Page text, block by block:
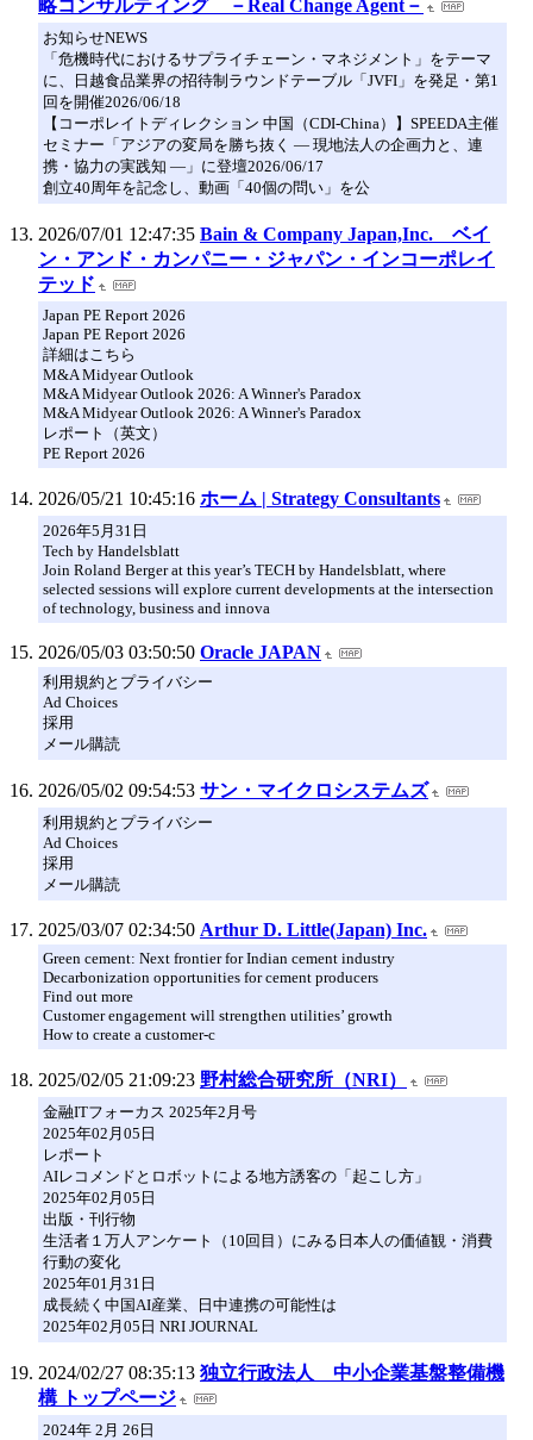
略コンサルティング －Real Change Agent－
お知らせNEWS
「危機時代におけるサプライチェーン・マネジメント」をテーマ
に、日越食品業界の招待制ラウンドテーブル「JVFI」を発足・第1
回を開催2026/06/18
【コーポレイトディレクション 中国（CDI-China）】SPEEDA主催
セミナー「アジアの変局を勝ち抜く ― 現地法人の企画力と、連
携・協力の実践知 ―」に登壇2026/06/17
創立40周年を記念し、動画「40個の問い」を公
2026/07/01 12:47:35 Bain & Company Japan,Inc. ベイ
ン・アンド・カンパニー・ジャパン・インコーポレイ
テッド
Japan PE Report 2026
Japan PE Report 2026
詳細はこちら
M&A Midyear Outlook
M&A Midyear Outlook 2026: A Winner's Paradox
M&A Midyear Outlook 2026: A Winner's Paradox
レポート（英文）
PE Report 2026
2026/05/21 10:45:16 ホーム | Strategy Consultants
2026年5月31日
Tech by Handelsblatt
Join Roland Berger at this year’s TECH by Handelsblatt, where
selected sessions will explore current developments at the intersection
of technology, business and innova
2026/05/03 03:50:50 Oracle JAPAN
利用規約とプライバシー
Ad Choices
採用
メール購読
2026/05/02 09:54:53 サン・マイクロシステムズ
利用規約とプライバシー
Ad Choices
採用
メール購読
2025/03/07 02:34:50 Arthur D. Little(Japan) Inc.
Green cement: Next frontier for Indian cement industry
Decarbonization opportunities for cement producers
Find out more
Customer engagement will strengthen utilities’ growth
How to create a customer-c
2025/02/05 21:09:23 野村総合研究所（NRI）
金融ITフォーカス 2025年2月号
2025年02月05日
レポート
AIレコメンドとロボットによる地方誘客の「起こし方」
2025年02月05日
出版・刊行物
生活者１万人アンケート（10回目）にみる日本人の価値観・消費
行動の変化
2025年01月31日
成長続く中国AI産業、日中連携の可能性は
2025年02月05日 NRI JOURNAL
2024/02/27 08:35:13 独立行政法人 中小企業基盤整備機
構 トップページ
2024年 2月 26日